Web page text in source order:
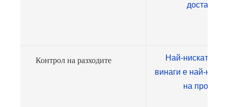
доставка.
Контрол на разходите
Най-ниската
винаги е най-
на проекта.